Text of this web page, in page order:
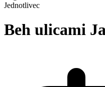
Jednotlivec
Beh ulicami